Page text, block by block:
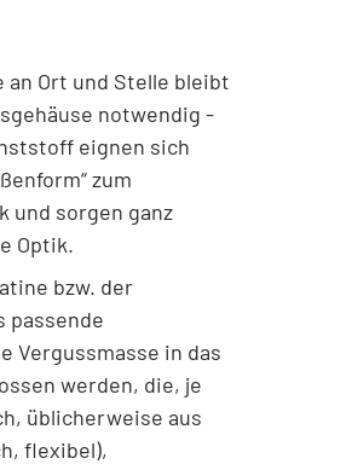
an Ort und Stelle bleibt
notwendig -
eignen sich
zum
und sorgen ganz
Optik.
bzw. der
passende
Vergussmasse in das
werden, die, je
üblicherweise aus
flexibel),